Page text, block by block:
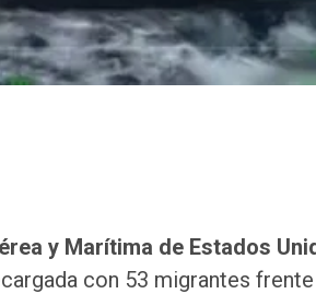
y Marítima de Estados
con 53 migrantes